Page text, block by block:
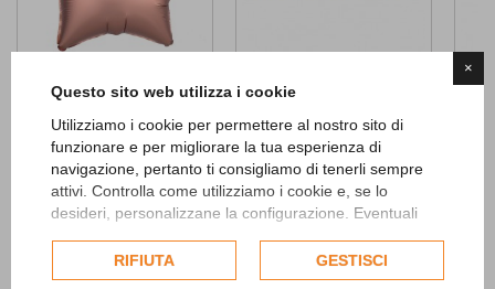
×
Questo sito web utilizza i cookie
Utilizziamo i cookie per permettere al nostro sito di
funzionare e per migliorare la tua esperienza di
navigazione, pertanto ti consigliamo di tenerli sempre
attivi. Controlla come utilizziamo i cookie e, se lo
desideri, personalizzane la configurazione. Eventuali
esclusivamente previa acquisizione del consenso
dell'utente.
RIFIUTA GESTISCI
Satin Rose Gold Star... Glitter Happy...
ADD TO CART